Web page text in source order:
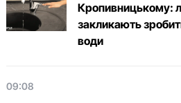
Кропивницькому:
закликають
води
09:08